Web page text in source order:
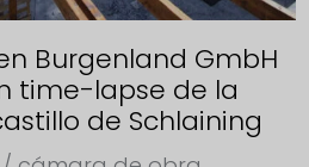
Burgenland GmbH
time-lapse de la
de Schlaining